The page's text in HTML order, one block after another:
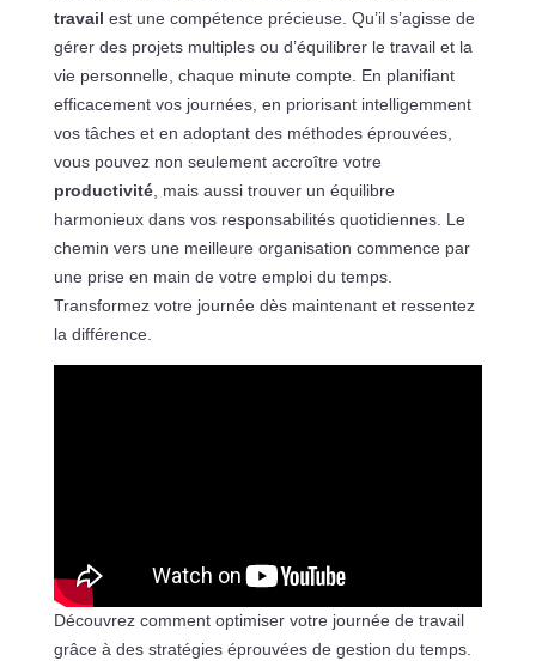
travail est une compétence précieuse. Qu’il s’agisse de
gérer des projets multiples ou d’équilibrer le travail et la
vie personnelle, chaque minute compte. En planifiant
efficacement vos journées, en priorisant intelligemment
vos tâches et en adoptant des méthodes éprouvées,
vous pouvez non seulement accroître votre
productivité, mais aussi trouver un équilibre
harmonieux dans vos responsabilités quotidiennes. Le
chemin vers une meilleure organisation commence par
une prise en main de votre emploi du temps.
Transformez votre journée dès maintenant et ressentez
la différence.
Découvrez comment optimiser votre journée de travail
grâce à des stratégies éprouvées de gestion du temps.